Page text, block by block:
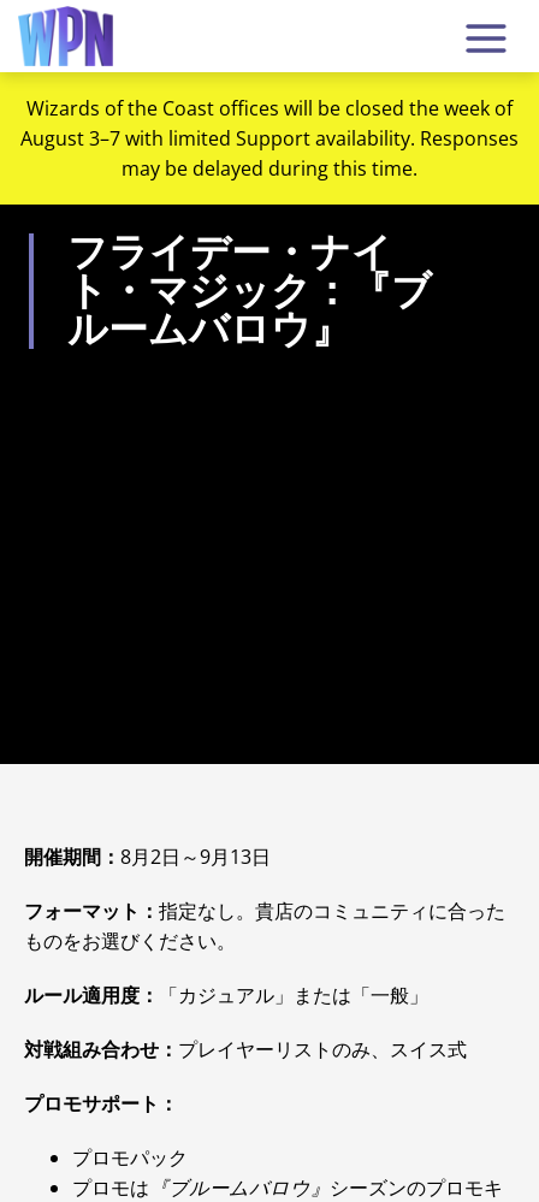
Wizards of the Coast offices will be closed the week of
August 3–7 with limited Support availability. Responses
may be delayed during this time.
フライデー・ナイ
ト・マジック：『ブ
ルームバロウ』
開催期間： 8月2日～9月13日
フォーマット： 指定なし。貴店のコミュニティに合った
ものをお選びください。
ルール適用度： 「カジュアル」または「一般」
対戦組み合わせ： プレイヤーリストのみ、スイス式
プロモサポート：
プロモパック
プロモは 『ブルームバロウ』 シーズンのプロモキ